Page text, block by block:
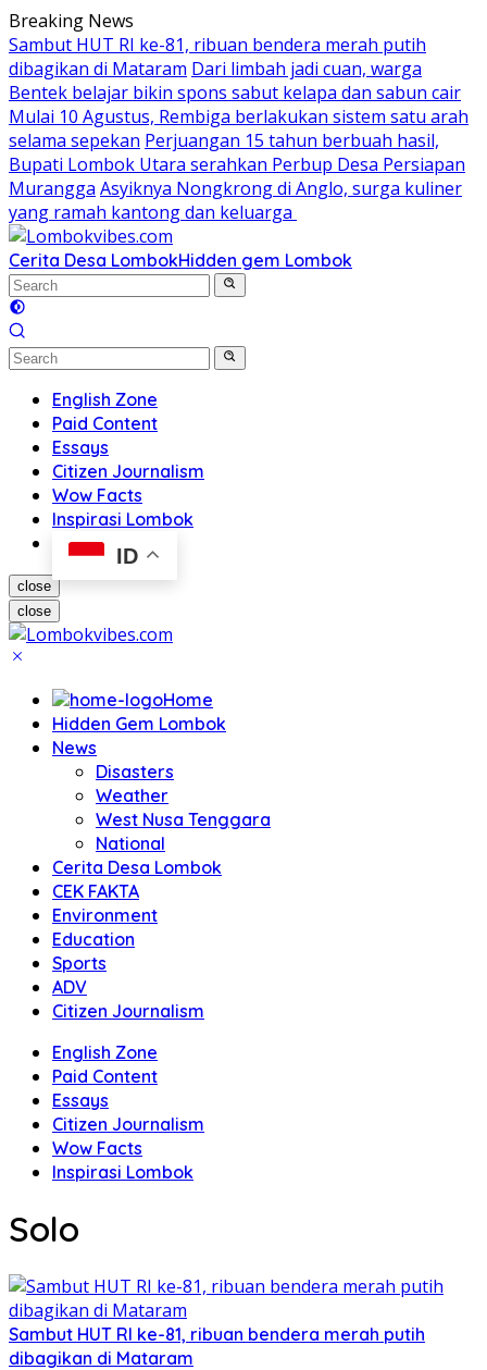
Skip
to
content
Breaking News
Sambut HUT RI ke-81, ribuan bendera merah putih
dibagikan di Mataram Dari limbah jadi cuan, warga
Bentek belajar bikin spons sabut kelapa dan sabun cair
Mulai 10 Agustus, Rembiga berlakukan sistem satu arah
selama sepekan Perjuangan 15 tahun berbuah hasil,
Bupati Lombok Utara serahkan Perbup Desa Persiapan
Murangga Asyiknya Nongkrong di Anglo, surga kuliner
yang ramah kantong dan keluarga
Cerita Desa LombokHidden gem Lombok
English Zone
Paid Content
Essays
Citizen Journalism
Wow Facts
Inspirasi Lombok
ID
close
close
Home
Hidden Gem Lombok
News
Disasters
Weather
West Nusa Tenggara
National
Cerita Desa Lombok
CEK FAKTA
Environment
Education
Sports
ADV
Citizen Journalism
English Zone
Paid Content
Essays
Citizen Journalism
Wow Facts
Inspirasi Lombok
Solo
Sambut HUT RI ke-81, ribuan bendera merah putih
dibagikan di Mataram